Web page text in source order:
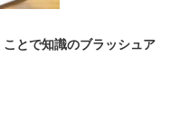
ことで知識のブラッシュア